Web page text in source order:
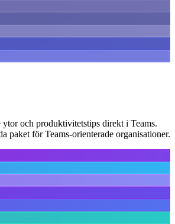
ytor och produktivitetstips direkt i Teams.
paket för Teams-orienterade organisationer.